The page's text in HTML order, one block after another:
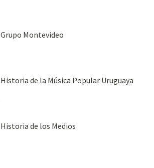
Grupo Montevideo
Historia de la Música Popular Uruguaya
Historia de los Medios